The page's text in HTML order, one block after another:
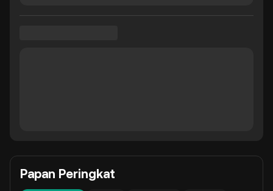
Papan Peringkat